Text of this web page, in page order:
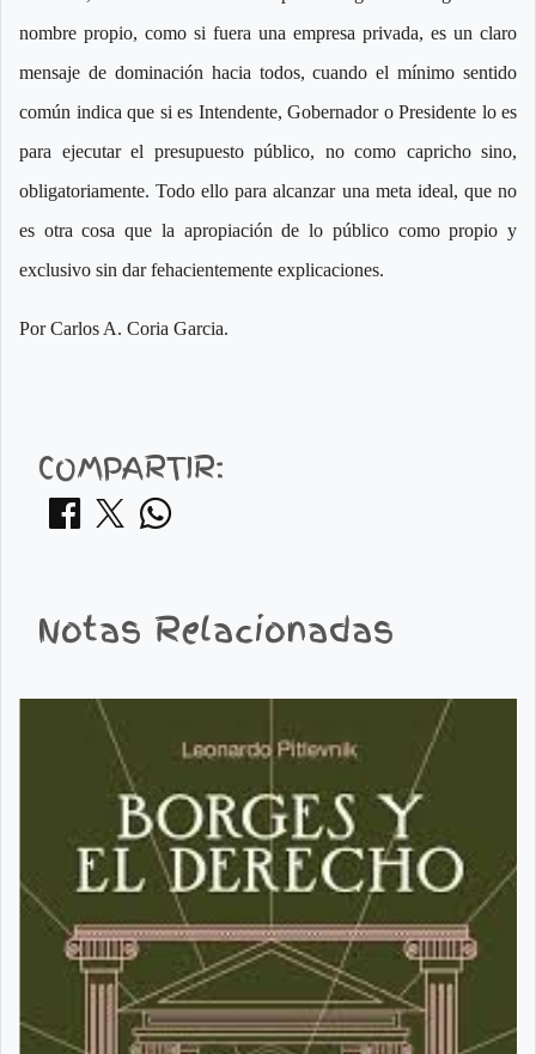
nombre propio, como si fuera una empresa privada, es un claro
mensaje de dominación hacia todos, cuando el mínimo sentido
común indica que si es Intendente, Gobernador o Presidente lo es
para ejecutar el presupuesto público, no como capricho sino,
obligatoriamente. Todo ello para alcanzar una meta ideal, que no
es otra cosa que la apropiación de lo público como propio y
exclusivo sin dar fehacientemente explicaciones.
Por Carlos A. Coria Garcia.
COMPARTIR:
Notas Relacionadas